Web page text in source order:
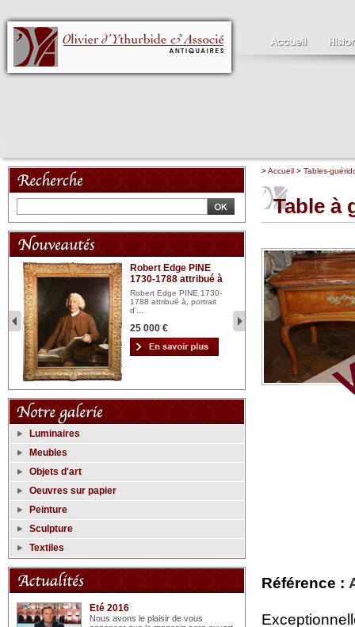
Robert Edge PINE
1730-1788 attribué à
Robert Edge PINE 1730-
1788 attribué à, portrait
d'...
25 000 €
Luminaires
Meubles
Objets d'art
Oeuvres sur papier
Peinture
Sculpture
Textiles
Eté 2016
Nous avons le plaisir de vous
>Accueil > Tables-
Table à
Référence :